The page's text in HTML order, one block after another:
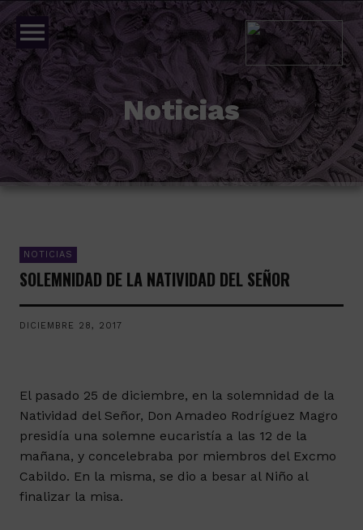
menu
Noticias
NOTICIAS
SOLEMNIDAD DE LA NATIVIDAD DEL SEÑOR
DICIEMBRE 28, 2017
El pasado 25 de diciembre, en la solemnidad de la
Natividad del Señor, Don Amadeo Rodríguez Magro
presidía una solemne eucaristía a las 12 de la
mañana, y concelebraba por miembros del Excmo
Cabildo. En la misma, se dio a besar al Niño al
finalizar la misa.